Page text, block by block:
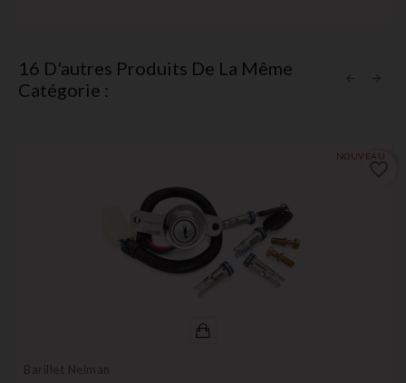
16 D'autres Produits De La Même
Catégorie :
NOUVEAU
Barillet Neiman